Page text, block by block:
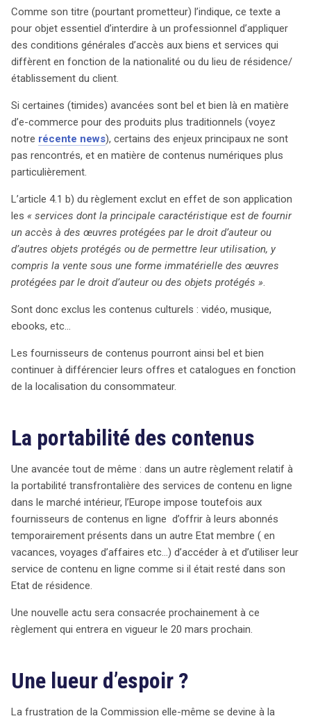
Comme son titre (pourtant prometteur) l’indique, ce texte a
pour objet essentiel d’interdire à un professionnel d’appliquer
des conditions générales d’accès aux biens et services qui
diffèrent en fonction de la nationalité ou du lieu de résidence/
établissement du client.
Si certaines (timides) avancées sont bel et bien là en matière
d’e-commerce pour des produits plus traditionnels (voyez
notre récente news), certains des enjeux principaux ne sont
pas rencontrés, et en matière de contenus numériques plus
particulièrement.
L’article 4.1 b) du règlement exclut en effet de son application
les « services dont la principale caractéristique est de fournir
un accès à des œuvres protégées par le droit d’auteur ou
d’autres objets protégés ou de permettre leur utilisation, y
compris la vente sous une forme immatérielle des œuvres
protégées par le droit d’auteur ou des objets protégés ».
Sont donc exclus les contenus culturels : vidéo, musique,
ebooks, etc…
Les fournisseurs de contenus pourront ainsi bel et bien
continuer à différencier leurs offres et catalogues en fonction
de la localisation du consommateur.
La portabilité des contenus
Une avancée tout de même : dans un autre règlement relatif à
la portabilité transfrontalière des services de contenu en ligne
dans le marché intérieur, l’Europe impose toutefois aux
fournisseurs de contenus en ligne d’offrir à leurs abonnés
temporairement présents dans un autre Etat membre ( en
vacances, voyages d’affaires etc…) d’accéder à et d’utiliser leur
service de contenu en ligne comme si il était resté dans son
Etat de résidence.
Une nouvelle actu sera consacrée prochainement à ce
règlement qui entrera en vigueur le 20 mars prochain.
Une lueur d’espoir ?
La frustration de la Commission elle-même se devine à la